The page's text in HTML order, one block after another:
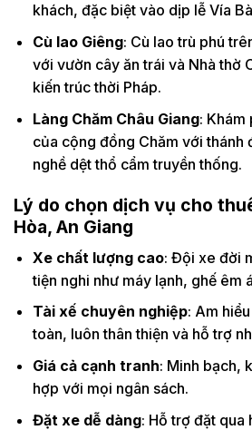
khách, đặc biệt vào dịp lễ Vía
Cù lao Giêng: Cù lao trù phú
với vườn cây ăn trái và Nhà thờ
kiến trúc thời Pháp.
Làng Chăm Châu Giang: Khám
của cộng đồng Chăm với thánh
nghề dệt thổ cẩm truyền thống.
Lý do chọn dịch vụ cho
Hòa, An Giang
Xe chất lượng cao: Đội xe đời
tiện nghi như máy lạnh, ghế êm
Tài xế chuyên nghiệp: Am
toàn, luôn thân thiện và hỗ trợ
Giá cả cạnh tranh: Minh bạch,
hợp với mọi ngân sách.
Đặt xe dễ dàng: Hỗ trợ đặt qua